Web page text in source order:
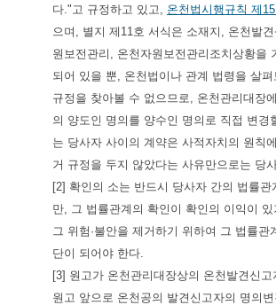
다."고 규정하고 있고, 온천법시행규칙 제
으며, 별지 제11호 서식은 소재지, 온천발
원보전관리, 온천자원보전관리조치상황을
되어 있을 뿐, 온천법이나 관계 법령을 살
규정을 찾아볼 수 없으므로, 온천관리대장
의 양도인 명의를 양수인 명의로 직접 변
는 당사자 사이의 계약은 사적자치의 원칙
거 규정을 두지 않았다는 사유만으로는 당
[2] 확인의 소는 반드시 당사자 간의 법률
만, 그 법률관계의 확인이 확인의 이익이
그 위험·불안을 제거하기 위하여 그 법률
단이 되어야 한다.
[3] 원고가 온천관리대장상의 온천발견신
원고 앞으로 온천공의 발견신고자의 명의